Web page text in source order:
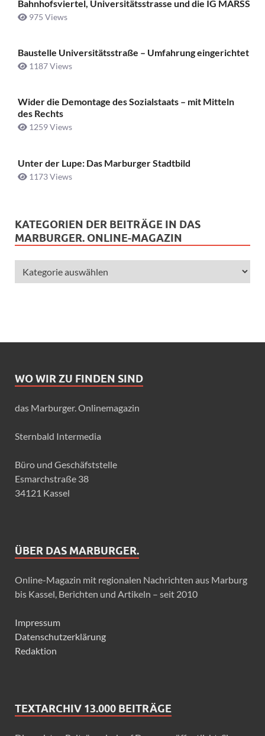
Bahnhofsviertel, Universitätsstrasse und die IG MARSS
975 Views
Baustelle Universitätsstraße ­– Umfahrung eingerichtet
1187 Views
Wider die Demontage des Sozialstaats – mit Mitteln
des Rechts
1259 Views
Unter der Lupe: Das Marburger Stadtbild
1173 Views
KATEGORIEN DER BEITRÄGE IN DAS
MARBURGER. ONLINE-MAGAZIN
WO WIR ZU FINDEN SIND
das Marburger. Onlinemagazin
Sternbald Intermedia
Büro und Geschäfststelle
Esmarchstraße 38
34121 Kassel
ÜBER DAS MARBURGER.
Online-Magazin mit regionalen Nachrichten aus Marburg
bis Kassel, Berichten und Artikeln – seit 2010
Impressum
Datenschutzerklärung
Redaktion
TEXTARCHIV 13.000 BEITRÄGE